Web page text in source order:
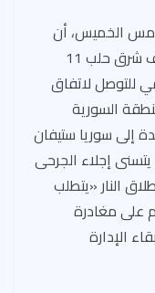
أمس الخميس، أن
روسيا أبلغتها بأنها «ستتوقف عن قصف شرق حلب 11
للتوصل لاتفاق
السورية
إلى سوريا ستيفان
إجلاء الجرحى
النار «يتطلب
على مغادرة
الإدارة